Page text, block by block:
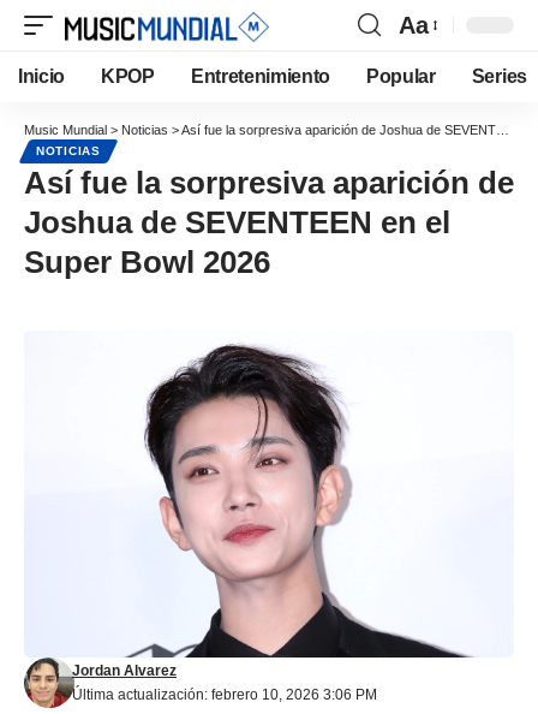
Aa
Inicio KPOP Entretenimiento Popular Series
Music Mundial > Noticias >Así fue la sorpresiva aparición de Joshua de SEVENTEEN en el Super Bowl 2026
NOTICIAS
Así fue la sorpresiva aparición de
Joshua de SEVENTEEN en el
Super Bowl 2026
Última actualización: febrero 10, 2026 3:06 PM
Jordan Alvarez